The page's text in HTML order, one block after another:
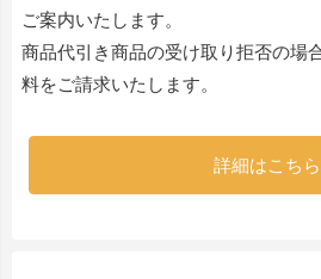
ご案内いたします。
商品代引き商品の受け取り拒否の場
料をご請求いたします。
詳細はこちら